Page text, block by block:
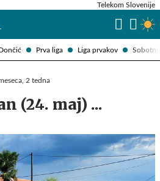
Prva liga Liga prvakov Sobotni
Telekom Slovenije
2 tedna
(24. maj) ...